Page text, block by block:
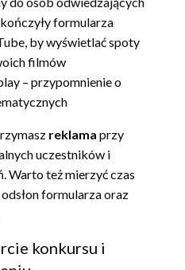
formularza
by wyświetlać spoty
filmów
– przypomnienie o
reklama przy
uczestników i
Warto też mierzyć czas
formularza oraz
konkursu i